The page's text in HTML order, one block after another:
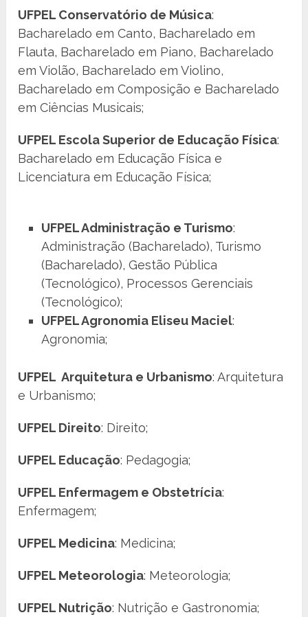
UFPEL Conservatório de Música:
Bacharelado em Canto, Bacharelado em
Flauta, Bacharelado em Piano, Bacharelado
em Violão, Bacharelado em Violino,
Bacharelado em Composição e Bacharelado
em Ciências Musicais;
UFPEL Escola Superior de Educação Física:
Bacharelado em Educação Física e
Licenciatura em Educação Física;
UFPEL Administração e Turismo:
Administração (Bacharelado), Turismo
(Bacharelado), Gestão Pública
(Tecnológico), Processos Gerenciais
(Tecnológico);
UFPEL Agronomia Eliseu Maciel:
Agronomia;
UFPEL Arquitetura e Urbanismo: Arquitetura
e Urbanismo;
UFPEL Direito: Direito;
UFPEL Educação: Pedagogia;
UFPEL Enfermagem e Obstetrícia:
Enfermagem;
UFPEL Medicina: Medicina;
UFPEL Meteorologia: Meteorologia;
UFPEL Nutrição: Nutrição e Gastronomia;